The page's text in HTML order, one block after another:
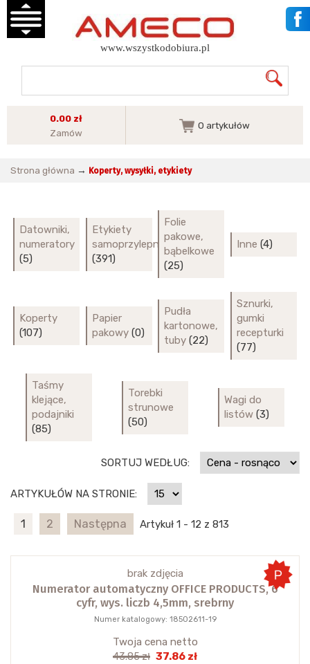
www.wszystkodobiura.pl
0.00 zł
Zamów
0 artykułów
Strona główna → Koperty, wysyłki, etykiety
Datowniki,
numeratory
(5)
Etykiety
samoprzylepne
(391)
Folie
pakowe,
bąbelkowe
(25)
Inne (4)
Koperty
(107)
Papier
pakowy(0)
Pudła
kartonowe,
tuby (22)
Sznurki,
gumki
recepturki
(77)
Taśmy
klejące,
podajniki
(85)
Torebki
strunowe
(50)
Wagi do
listów (3)
SORTUJ WEDŁUG:
ARTYKUŁÓW NA STRONIE:
1 2 Następna Artykuł 1 - 12 z 813
brak zdjęcia
Numerator automatyczny OFFICE PRODUCTS, 6
cyfr, wys. liczb 4,5mm, srebrny
Numer katalogowy: 18502611-19
Twoja cena netto
43.85 zł 37.86 zł